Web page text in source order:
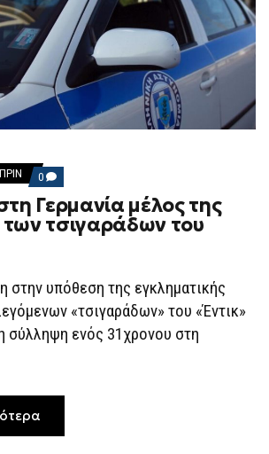
0 COMMENTS
ON
ΣΥΝΕΛΉΦΘΗ
ΣΤΗ
ΓΕΡΜΑΝΊΑ
ΤΩΝ
ΤΣΙΓΑΡΆΔΩΝ
ΤΟΥ
Γερμανία μέλος της
τσιγαράδων του
στην υπόθεση της εγκληματικής
«τσιγαράδων» του «Έντικ»
σύλληψη ενός 31χρονου στη